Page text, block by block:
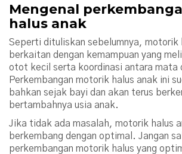
Mengenal
halus anak
Seperti dituliskan sebelumnya, motorik
berkaitan dengan kemampuan yang
otot kecil serta koordinasi antara mata
Perkembangan motorik halus anak ini
bahkan sejak bayi dan akan terus
bertambahnya usia anak.
Jika tidak ada masalah, motorik halus
berkembang dengan optimal. Jangan
perkembangan motorik halus yang